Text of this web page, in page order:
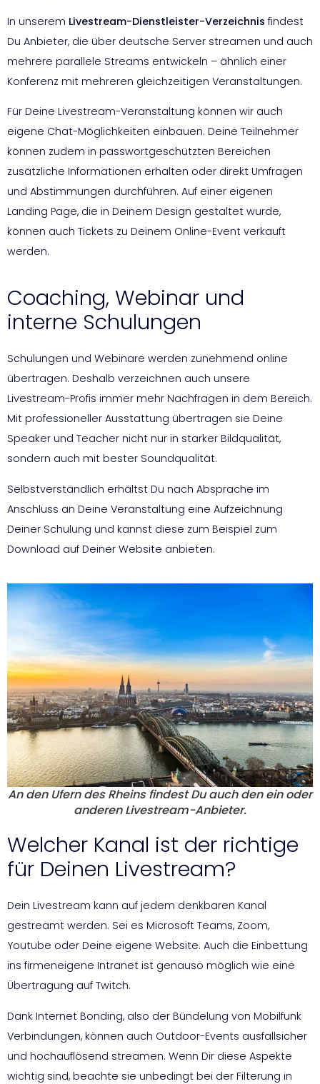
In unserem Livestream-Dienstleister-Verzeichnis findest
Du Anbieter, die über deutsche Server streamen und auch
mehrere parallele Streams entwickeln – ähnlich einer
Konferenz mit mehreren gleichzeitigen Veranstaltungen.
Für Deine Livestream-Veranstaltung können wir auch
eigene Chat-Möglichkeiten einbauen. Deine Teilnehmer
können zudem in passwortgeschützten Bereichen
zusätzliche Informationen erhalten oder direkt Umfragen
und Abstimmungen durchführen. Auf einer eigenen
Landing Page, die in Deinem Design gestaltet wurde,
können auch Tickets zu Deinem Online-Event verkauft
werden.
Coaching, Webinar und
interne Schulungen
Schulungen und Webinare werden zunehmend online
übertragen. Deshalb verzeichnen auch unsere
Livestream-Profis immer mehr Nachfragen in dem Bereich.
Mit professioneller Ausstattung übertragen sie Deine
Speaker und Teacher nicht nur in starker Bildqualität,
sondern auch mit bester Soundqualität.
Selbstverständlich erhältst Du nach Absprache im
Anschluss an Deine Veranstaltung eine Aufzeichnung
Deiner Schulung und kannst diese zum Beispiel zum
Download auf Deiner Website anbieten.
An den Ufern des Rheins findest Du auch den ein oder
anderen Livestream-Anbieter.
Welcher Kanal ist der richtige
für Deinen Livestream?
Dein Livestream kann auf jedem denkbaren Kanal
gestreamt werden. Sei es Microsoft Teams, Zoom,
Youtube oder Deine eigene Website. Auch die Einbettung
ins firmeneigene Intranet ist genauso möglich wie eine
Übertragung auf Twitch.
Dank Internet Bonding, also der Bündelung von Mobilfunk
Verbindungen, können auch Outdoor-Events ausfallsicher
und hochauflösend streamen. Wenn Dir diese Aspekte
wichtig sind, beachte sie unbedingt bei der Filterung in